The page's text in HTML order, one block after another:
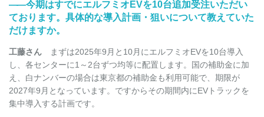
――今期はすでにエルフミオEVを10台追加受注いただい
ております。具体的な導入計画・狙いについて教えていた
だけますか。
工藤さん まずは2025年9月と10月にエルフミオEVを10台導入
し、各センターに1～2台ずつ均等に配置します。国の補助金に加
え、白ナンバーの場合は東京都の補助金も利用可能で、期限が
2027年9月となっています。ですからその期間内にEVトラックを
集中導入する計画です。